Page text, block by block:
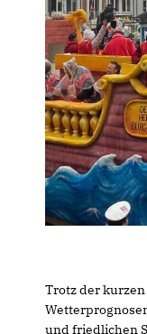
Trotz der
und friedlichen